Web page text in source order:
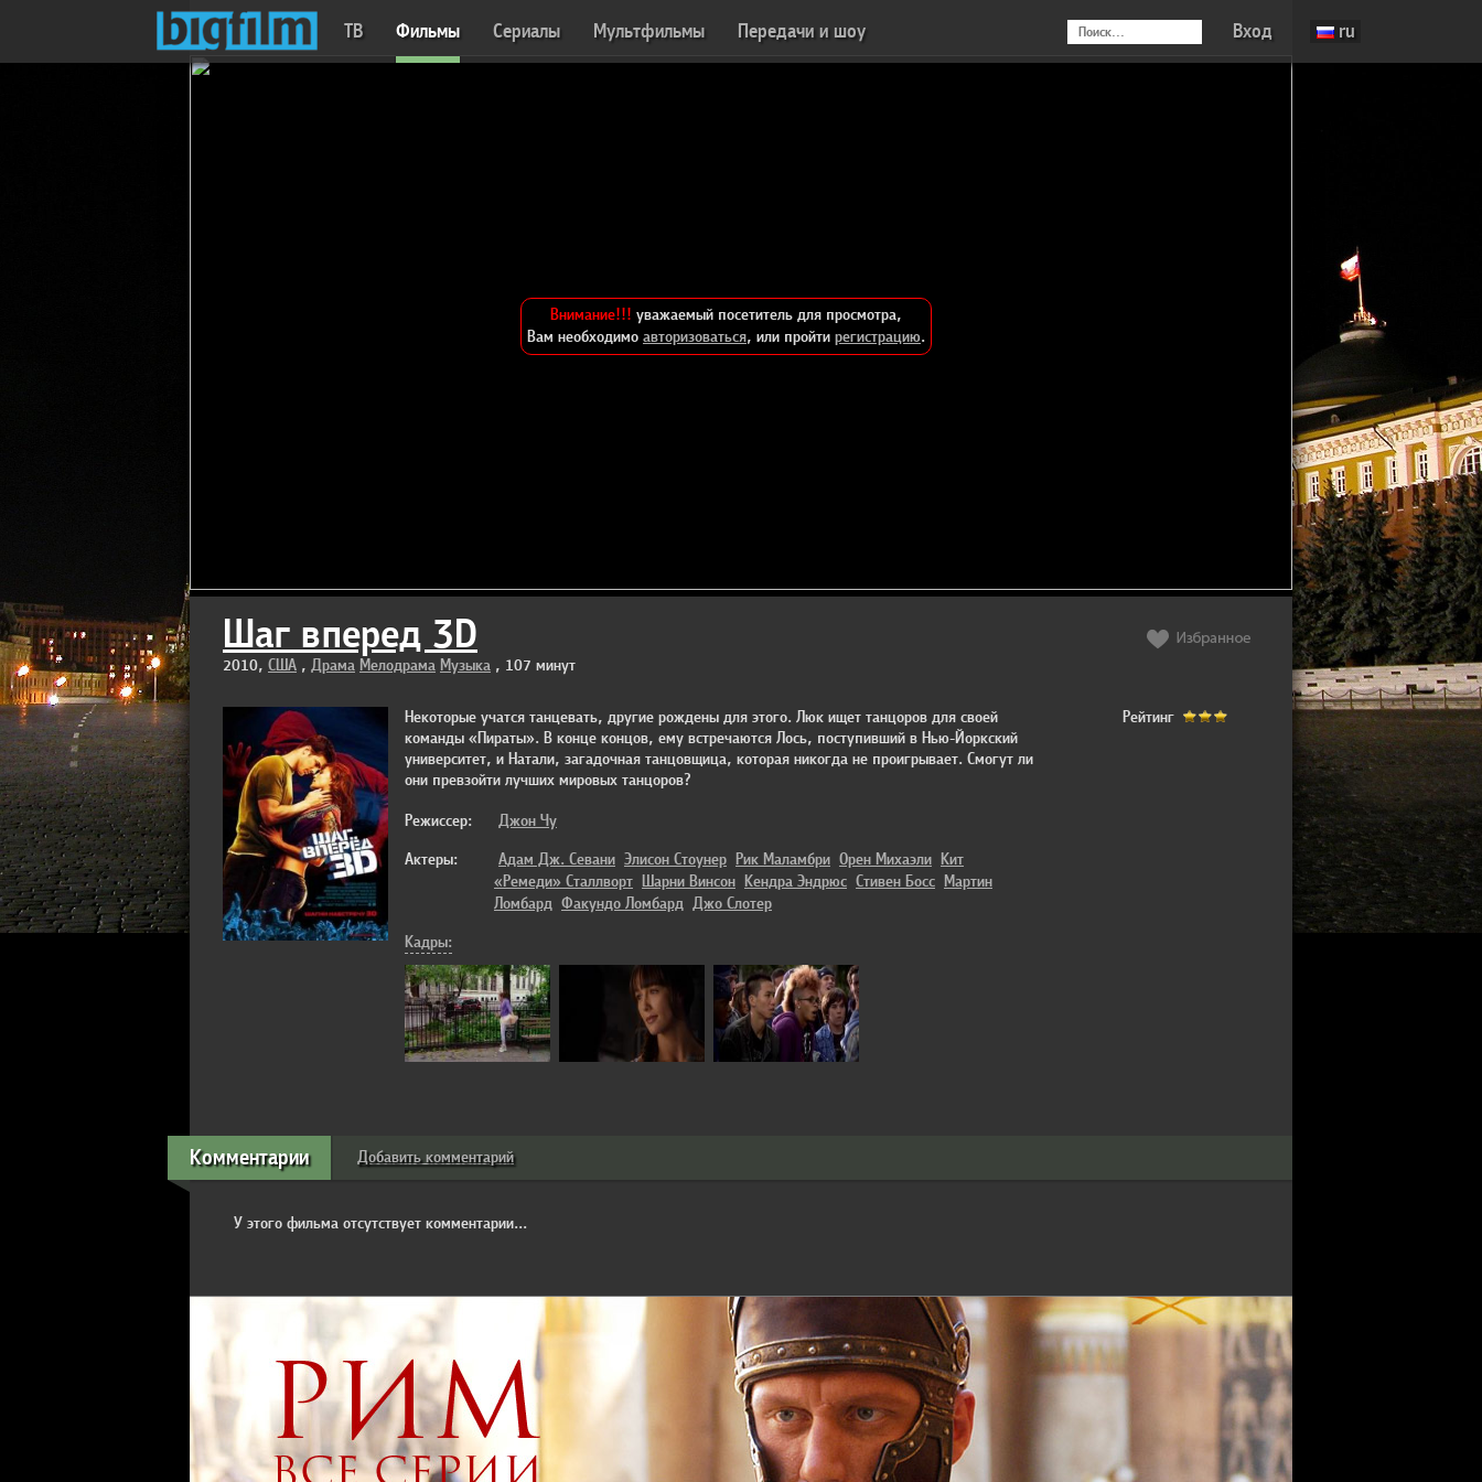
Вход ru
ТВ Фильмы Сериалы Мультфильмы Передачи и шоу
Внимание!!! уважаемый посетитель для просмотра,
Вам необходимо авторизоваться, или пройти регистрацию.
Шаг вперед 3D
2010, США , Драма Мелодрама Музыка , 107 минут
Рейтинг
Некоторые учатся танцевать, другие рождены для этого. Люк ищет танцоров для своей
команды «Пираты». В конце концов, ему встречаются Лось, поступивший в Нью-Йоркский
университет, и Натали, загадочная танцовщица, которая никогда не проигрывает. Смогут ли
они превзойти лучших мировых танцоров?
Режиссер:
Джон Чу
Актеры:
Адам Дж. Севани Элисон Стоунер Рик Маламбри Орен Михаэли Кит
«Ремеди» Сталлворт Шарни Винсон Кендра Эндрюс Стивен Босс Мартин
Ломбард Факундо Ломбард Джо Слотер
Кадры:
Комментарии Добавить комментарий
У этого фильма отсутствует комментарии...